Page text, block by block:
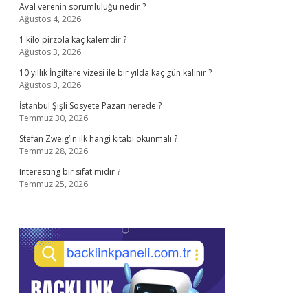
Aval verenin sorumluluğu nedir ?
Ağustos 4, 2026
1 kilo pirzola kaç kalemdir ?
Ağustos 3, 2026
10 yıllık İngiltere vizesi ile bir yılda kaç gün kalınır ?
Ağustos 3, 2026
İstanbul Şişli Sosyete Pazarı nerede ?
Temmuz 30, 2026
Stefan Zweig’in ilk hangi kitabı okunmalı ?
Temmuz 28, 2026
Interesting bir sıfat mıdır ?
Temmuz 25, 2026